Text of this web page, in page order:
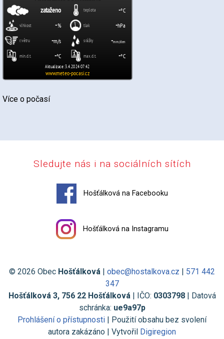
Více o počasí
Sledujte nás i na sociálních sítích
Hošťálková na Facebooku
Hošťálková na Instagramu
© 2026 Obec Hošťálková | obec@hostalkova.cz | 571 442
347
Hošťálková 3, 756 22 Hošťálková| IČO: 0303798| Datová
schránka: ue9a97p
Prohlášení o přístupnosti | Použití obsahu bez svolení
autora zakázáno | Vytvořil Digiregion